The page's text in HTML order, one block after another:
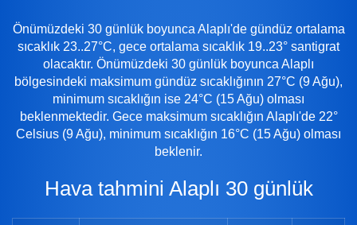
Önümüzdeki 30 günlük boyunca Alaplı'de gündüz ortalama
sıcaklık 23..27°C, gece ortalama sıcaklık 19..23° santigrat
olacaktır. Önümüzdeki 30 günlük boyunca Alaplı
bölgesindeki maksimum gündüz sıcaklığının 27°C (9 Ağu),
minimum sıcaklığın ise 24°C (15 Ağu) olması
beklenmektedir. Gece maksimum sıcaklığın Alaplı'de 22°
Celsius (9 Ağu), minimum sıcaklığın 16°C (15 Ağu) olması
beklenir.
Hava tahmini Alaplı 30 günlük